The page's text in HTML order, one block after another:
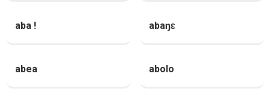
aba ! abaŋɛ
abea abolo